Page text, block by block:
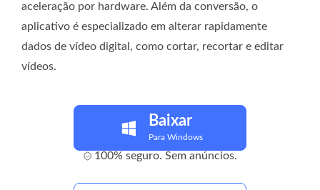
aceleração por hardware. Além da conversão, o
aplicativo é especializado em alterar rapidamente
dados de vídeo digital, como cortar, recortar e editar
vídeos.
Baixar
Para Windows
100% seguro. Sem anúncios.